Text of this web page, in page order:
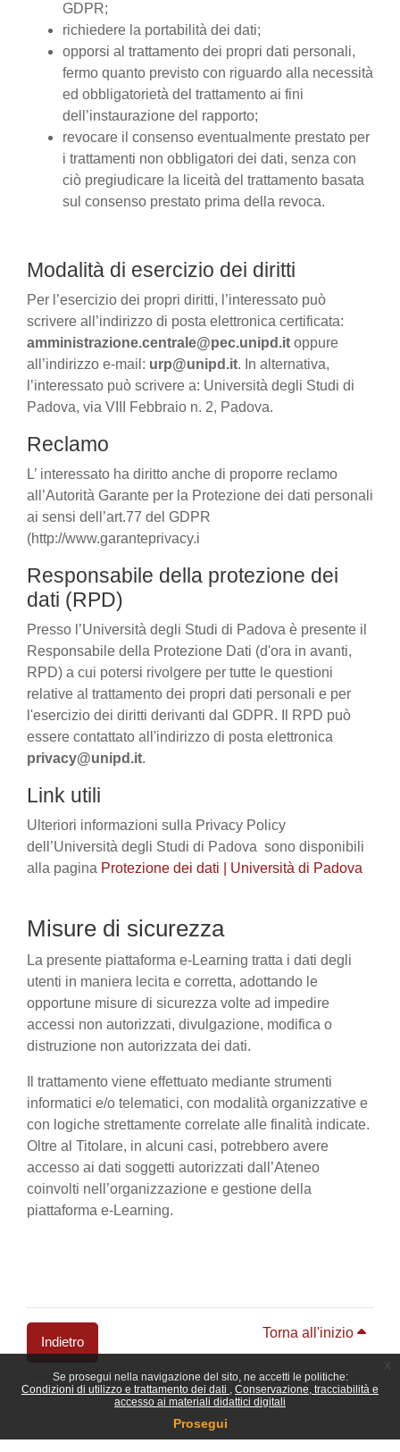
Se prosegui nella navigazione del sito, ne accetti le politiche:
Condizioni di utilizzo e trattamento dei dati
Conservazione, tracciabilità e
accesso ai materiali didattici digitali
Prosegui
GDPR;
richiedere la portabilità dei dati;
opporsi al trattamento dei propri dati personali,
fermo quanto previsto con riguardo alla necessità
ed obbligatorietà del trattamento ai fini
dell’instaurazione del rapporto;
revocare il consenso eventualmente prestato per
i trattamenti non obbligatori dei dati, senza con
ciò pregiudicare la liceità del trattamento basata
sul consenso prestato prima della revoca.
Modalità di esercizio dei diritti
Per l’esercizio dei propri diritti, l’interessato può
scrivere all’indirizzo di posta elettronica certificata:
amministrazione.centrale@pec.unipd.it oppure
all’indirizzo e-mail: urp@unipd.it. In alternativa,
l’interessato può scrivere a: Università degli Studi di
Padova, via VIII Febbraio n. 2, Padova.
Reclamo
L’ interessato ha diritto anche di proporre reclamo
all’Autorità Garante per la Protezione dei dati personali
ai sensi dell’art.77 del GDPR
(http://www.garanteprivacy.i
Responsabile della protezione dei
dati (RPD)
Presso l’Università degli Studi di Padova è presente il
Responsabile della Protezione Dati (d'ora in avanti,
RPD) a cui potersi rivolgere per tutte le questioni
relative al trattamento dei propri dati personali e per
l'esercizio dei diritti derivanti dal GDPR. Il RPD può
essere contattato all'indirizzo di posta elettronica
privacy@unipd.it.
Link utili
Ulteriori informazioni sulla Privacy Policy
dell’Università degli Studi di Padova sono disponibili
alla pagina Protezione dei dati | Università di Padova
Misure di sicurezza
La presente piattaforma e-Learning tratta i dati degli
utenti in maniera lecita e corretta, adottando le
opportune misure di sicurezza volte ad impedire
accessi non autorizzati, divulgazione, modifica o
distruzione non autorizzata dei dati.
Il trattamento viene effettuato mediante strumenti
informatici e/o telematici, con modalità organizzative e
con logiche strettamente correlate alle finalità indicate.
Oltre al Titolare, in alcuni casi, potrebbero avere
accesso ai dati soggetti autorizzati dall’Ateneo
coinvolti nell’organizzazione e gestione della
piattaforma e-Learning.
Indietro
Torna all'inizio
Blocchi